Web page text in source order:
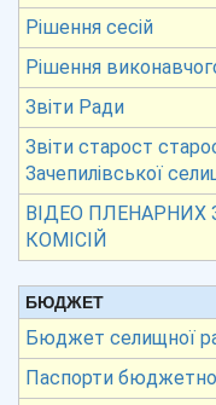
Рішення сесій
Рішення
Звіти Ради
Звіти старост
Зачепилівської
ВІДЕО ПЛЕНАРНИХ
КОМІСІЙ
БЮДЖЕТ
Бюджет селищної
Паспорти